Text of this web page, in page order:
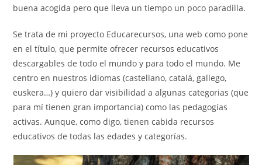
buena acogida pero que lleva un tiempo un poco paradilla.
Se trata de mi proyecto Educarecursos, una web como pone
en el título, que permite ofrecer recursos educativos
descargables de todo el mundo y para todo el mundo. Me
centro en nuestros idiomas (castellano, catalá, gallego,
euskera…) y quiero dar visibilidad a algunas categorias (que
para mí tienen gran importancia) como las pedagogías
activas. Aunque, como digo, tienen cabida recursos
educativos de todas las edades y categorías.